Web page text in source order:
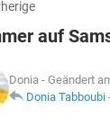
auf
Donia - Geändert
Donia Tabboubi